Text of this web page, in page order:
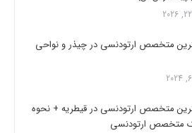
متخصص ارتودنسی در چیذر و نواحی
متخصص ارتودنسی در قیطریه + نحوه
متخصص ارتودنسی